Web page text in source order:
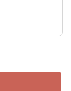
函請其家屬